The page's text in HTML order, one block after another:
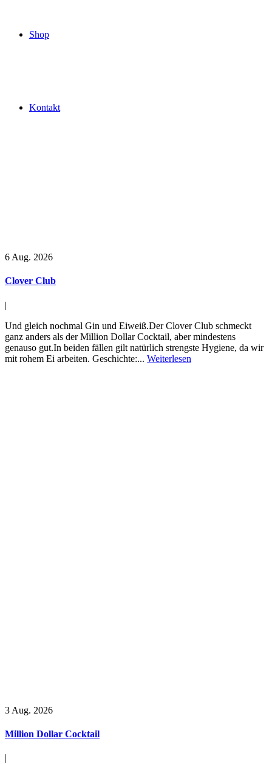
Shop
Kontakt
6 Aug. 2026
Clover Club
|
Und gleich nochmal Gin und Eiweiß.Der Clover Club schmeckt
ganz anders als der Million Dollar Cocktail, aber mindestens
genauso gut.In beiden fällen gilt natürlich strengste Hygiene, da wir
mit rohem Ei arbeiten. Geschichte:... Weiterlesen
3 Aug. 2026
Million Dollar Cocktail
|